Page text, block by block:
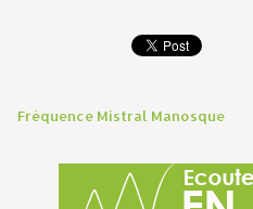
Fréquence Mistral Manosque